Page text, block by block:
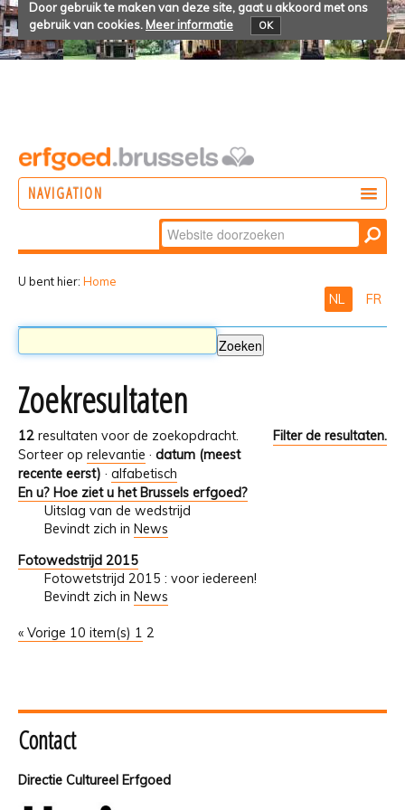
Door gebruik te maken van deze site, gaat u akkoord met ons
gebruik van cookies. Meer informatie OK
NAVIGATION
Zoek
Geavanceerd
U bent hier: Home
NL FR
Zoekresultaten
12 resultaten voor de zoekopdracht.
Filter de resultaten.
Sorteer op relevantie · datum (meest
recente eerst) · alfabetisch
En u? Hoe ziet u het Brussels erfgoed?
Uitslag van de wedstrijd
Bevindt zich in News
Fotowedstrijd 2015
Fotowetstrijd 2015 : voor iedereen!
Bevindt zich in News
« Vorige 10 item(s) 1 2
Contact
Directie Cultureel Erfgoed